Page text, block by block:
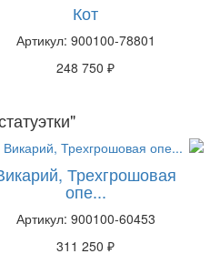
Кот
Артикул: 900100-78801
248 750 ₽
Трехгрошовая
опе...
Артикул: 900100-60453
311 250 ₽